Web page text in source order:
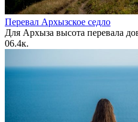
Перевал Архызское седло
Для Архыза высота перевала
06.4к.